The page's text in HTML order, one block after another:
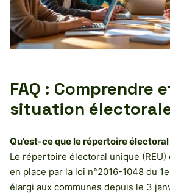
FAQ : Comprendre
situation
Qu’est-ce que le répertoire électoral
Le répertoire électoral unique (REU)
en place par la loi n°2016-1048 du
élargi aux communes depuis le 3